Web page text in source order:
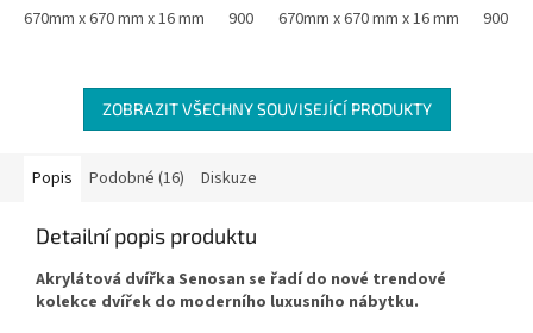
MDF oboustranně laminovaná...
670mm x 670 mm x 16 mm 900 mm x 900 mm x 16 mm
MDF oboustranně laminovaná...
670mm x 670 mm x 16 mm 900
ZOBRAZIT VŠECHNY SOUVISEJÍCÍ PRODUKTY
Popis Podobné (16) Diskuze
Detailní popis produktu
Akrylátová dvířka Senosan se řadí do nové trendové
kolekce dvířek do moderního luxusního nábytku.